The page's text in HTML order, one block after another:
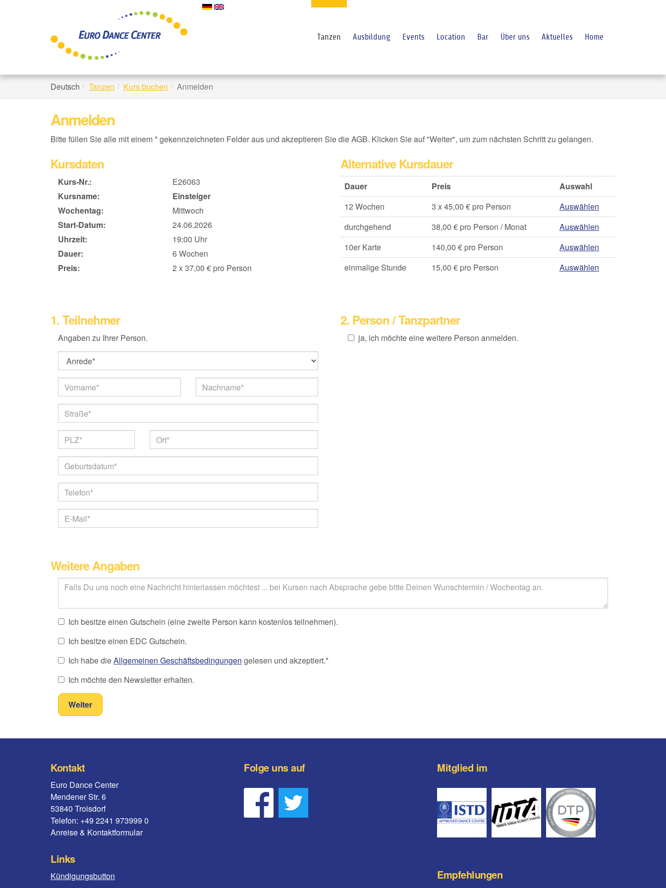
Tanzen Ausbildung Events Location Bar Über uns Aktuelles Home
Deutsch Tanzen Kurs buchen Anmelden
Anmelden
Bitte füllen Sie alle mit einem * gekennzeichneten Felder aus und akzeptieren Sie die AGB. Klicken Sie auf "Weiter", um zum nächsten Schritt zu gelangen.
Alternative Kursdauer
Dauer Preis
Auswahl
12 Wochen
3 x 45,00 € pro Person
Auswählen
durchgehend
38,00 € pro Person / Monat
Auswählen
10er Karte
140,00 € pro Person
Auswählen
einmalige Stunde
15,00 € pro Person Auswählen
Kursdaten
Kurs-Nr.:
E26063
Kursname:
Einsteiger
Wochentag:
Mittwoch
Start-Datum:
24.06.2026
Uhrzeit:
19:00 Uhr
Dauer:
6 Wochen
Preis:
2 x 37,00 € pro Person
1. Teilnehmer
Angaben zu Ihrer Person.
2. Person / Tanzpartner
ja, ich möchte eine weitere Person anmelden.
Weitere Angaben
Ich besitze einen Gutschein (eine zweite Person kann kostenlos teilnehmen).
Ich besitze einen EDC Gutschein.
Ich habe dieAllgemeinen Geschäftsbedingungen gelesen und akzeptiert.*
Ich möchte den Newsletter erhalten.
Kontakt
Euro Dance Center
Mendener Str. 6
53840 Troisdorf
Telefon: +49 2241 973999 0
Anreise & Kontaktformular
Links
Kündigungsbutton
Folge uns auf Mitglied im
Empfehlungen